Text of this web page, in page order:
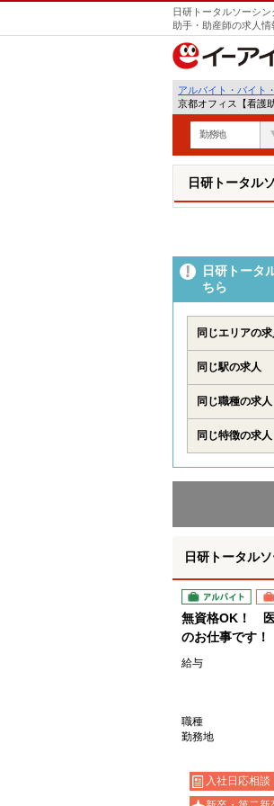
日研トータルソーシ
助手・助産師の求人
アルバイト・バイト
京都オフィス【看護
勤務地
日研トータル
日研トータ
ちら
同じエリアの求
同じ駅の求人
同じ職種の求人
同じ特徴の求人
日研トータル
アルバイト パ
無資格OK！ 医
のお仕事です！
給与
職種
勤務地
入社日応相談